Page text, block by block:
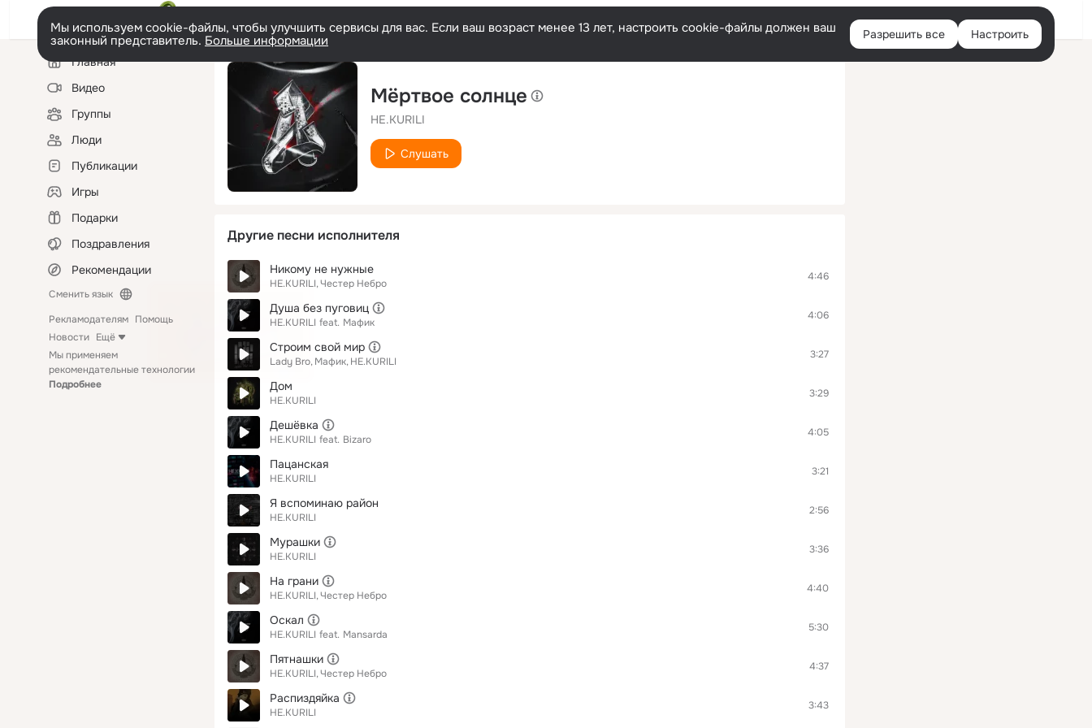
Войти
Мы используем cookie-файлы, чтобы улучшить сервисы для вас. Если ваш возраст менее 13 лет, настроить cookie-файлы должен ваш
законный представитель. Больше информации Разрешить все Настроить
Левая
колонкаГлавная
Видео
Группы
Люди
Публикации
Игры
Подарки
Поздравления
Рекомендации
Сменить язык
Рекламодателям Помощь
Новости Ещё
Мы применяем
рекомендательные технологии
Подробнее
Мёртвое солнце
НЕ.KURILI
Слушать
Другие песни исполнителя
Никому не нужные
НЕ.KURILI Честер Небро
4:46
Душа без пуговиц
НЕ.KURILI feat. Мафик
4:06
Строим свой мир
Lady Bro Мафик НЕ.KURILI
3:27
Дом
НЕ.KURILI
3:29
Дешёвка
НЕ.KURILI feat. Bizaro
4:05
Пацанская
НЕ.KURILI
3:21
Я вспоминаю район
НЕ.KURILI
2:56
Мурашки
НЕ.KURILI
3:36
На грани
НЕ.KURILI Честер Небро
4:40
Оскал
НЕ.KURILI feat. Mansarda
5:30
Пятнашки
НЕ.KURILI Честер Небро
4:37
Распиздяйка
НЕ.KURILI
3:43